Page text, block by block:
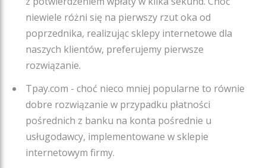
niewiele różni się na pierwszy rzut oka od
poprzednika, realizując sklepy internetowe dla
naszych klientów, preferujemy pierwsze
rozwiązanie.
Tpay.com - choć nieco mniej popularne to równie
dobre rozwiązanie w przypadku płatności
pośrednich z banku na konta pośrednie u
usługodawcy, implementowane w sklepie
internetowym firmy.